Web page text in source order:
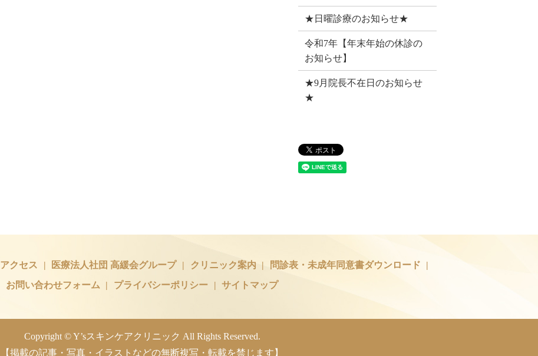
★日曜診療のお知らせ★
令和7年【年末年始の休診の
お知らせ】
★9月院長不在日のお知らせ
★
アクセス 医療法人社団 高緩会グループ クリニック案内
問診表・未成年同意書ダウンロード
お問い合わせフォーム
プライバシーポリシー サイトマップ
Copyright © Y’sスキンケアクリニック All Rights Reserved.
【掲載の記事・写真・イラストなどの無断複写・転載を禁じます】